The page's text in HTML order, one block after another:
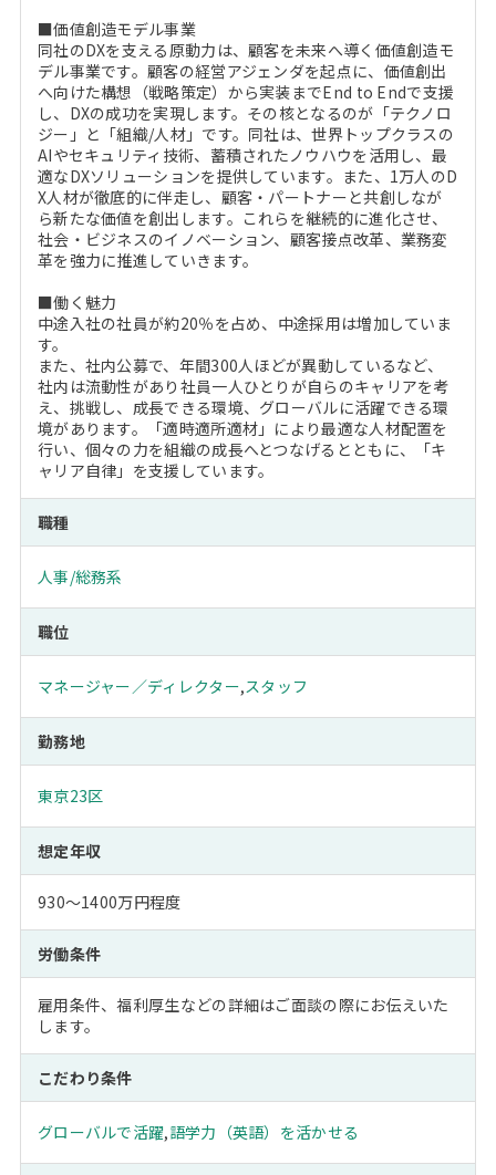
■価値創造モデル事業
同社のDXを支える原動力は、顧客を未来へ導く価値創造モ
デル事業です。顧客の経営アジェンダを起点に、価値創出
へ向けた構想（戦略策定）から実装までEnd to Endで支援
し、DXの成功を実現します。その核となるのが「テクノロ
ジー」と「組織/人材」です。同社は、世界トップクラスの
AIやセキュリティ技術、蓄積されたノウハウを活用し、最
適なDXソリューションを提供しています。また、1万人のD
X人材が徹底的に伴走し、顧客・パートナーと共創しなが
ら新たな価値を創出します。これらを継続的に進化させ、
社会・ビジネスのイノベーション、顧客接点改革、業務変
革を強力に推進していきます。
■働く魅力
中途入社の社員が約20％を占め、中途採用は増加していま
す。
また、社内公募で、年間300人ほどが異動しているなど、
社内は流動性があり社員一人ひとりが自らのキャリアを考
え、挑戦し、成長できる環境、グローバルに活躍できる環
境があります。「適時適所適材」により最適な人材配置を
行い、個々の力を組織の成長へとつなげるとともに、「キ
ャリア自律」を支援しています。
職種
人事/総務系
職位
マネージャー／ディレクター,スタッフ
勤務地
東京23区
想定年収
930～1400万円程度
労働条件
雇用条件、福利厚生などの詳細はご面談の際にお伝えいた
します。
こだわり条件
グローバルで活躍,語学力（英語）を活かせる